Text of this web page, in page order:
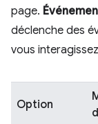
page.
déclenche des
vous
Option